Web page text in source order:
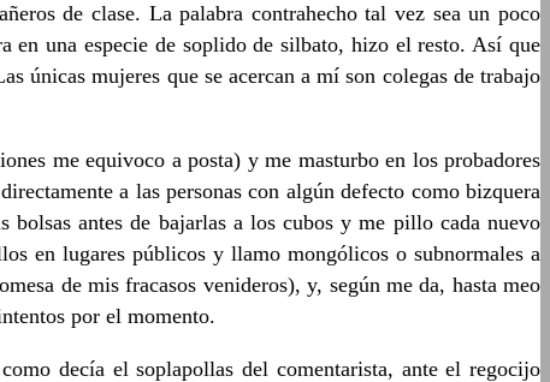
de clase. La palabra contrahecho tal vez sea un poco
en una especie de soplido de silbato, hizo el resto. Así que
únicas mujeres que se acercan a mí son colegas de trabajo
me equivoco a posta) y me masturbo en los probadores
a las personas con algún defecto como bizquera
antes de bajarlas a los cubos y me pillo cada nuevo
en lugares públicos y llamo mongólicos o subnormales a
de mis fracasos venideros), y, según me da, hasta meo
por el momento.
decía el soplapollas del comentarista, ante el regocijo